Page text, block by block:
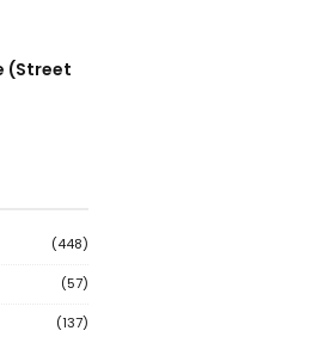
(Street
(448)
(57)
(137)